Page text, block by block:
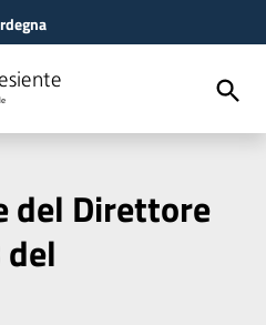
del Direttore